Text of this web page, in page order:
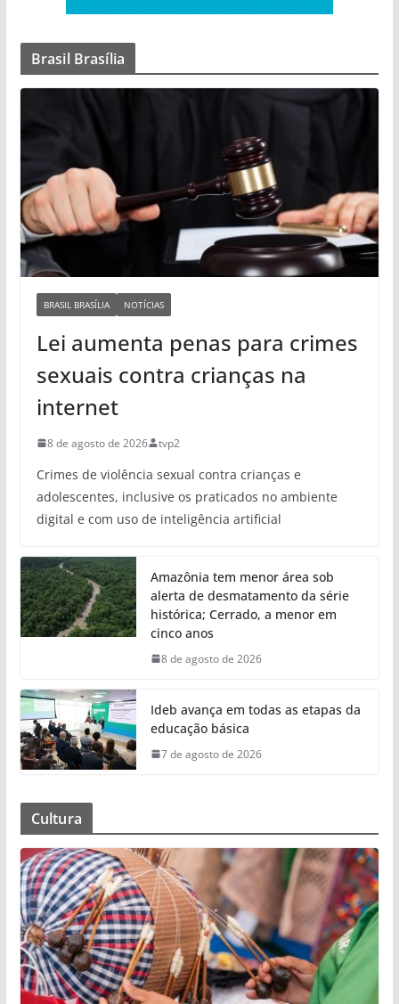
Brasil Brasília
BRASIL BRASÍLIA NOTÍCIAS
Lei aumenta penas para crimes
sexuais contra crianças na
internet
8 de agosto de 2026 tvp2
Crimes de violência sexual contra crianças e
adolescentes, inclusive os praticados no ambiente
digital e com uso de inteligência artificial
Amazônia tem menor área sob
alerta de desmatamento da série
histórica; Cerrado, a menor em
cinco anos
8 de agosto de 2026
Ideb avança em todas as etapas da
educação básica
7 de agosto de 2026
Cultura